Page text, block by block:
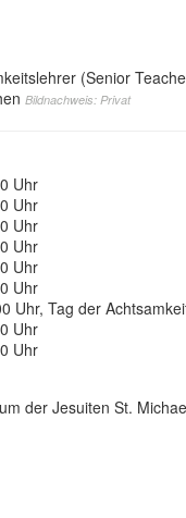
(Senior
Bildnachweis: Privat
Uhr
Uhr
Uhr
Uhr
Uhr
Uhr
Uhr, Tag der
Uhr
Uhr
der Jesuiten St.